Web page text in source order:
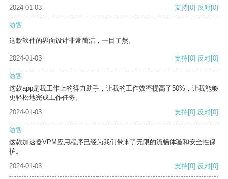
2024-01-03 支持[0] 反对[0]
游客
这款软件的界面设计非常简洁，一目了然。
2024-01-03 支持[0] 反对[0]
游客
这款app是我工作上的得力助手，让我的工作效率提高了50%，让我能够
更轻松地完成工作任务。
2024-01-03
支持[0] 反对[0]
游客
这款加速器VPM应用程序已经为我们带来了无限的流畅体验和安全性保
护。
2024-01-03
支持[0] 反对[0]